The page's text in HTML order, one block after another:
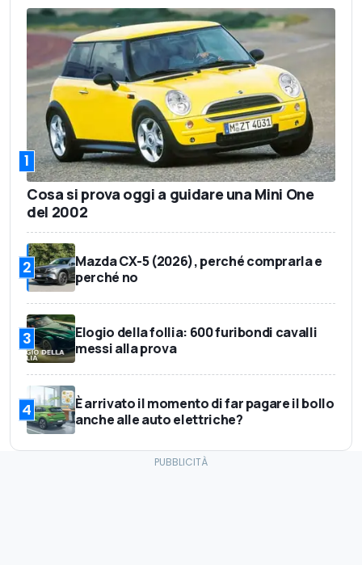
1
Cosa si prova oggi a guidare una Mini One
del 2002
2
Mazda CX-5 (2026), perché comprarla e
perché no
3
Elogio della follia: 600 furibondi cavalli
messi alla prova
4
È arrivato il momento di far pagare il bollo
anche alle auto elettriche?